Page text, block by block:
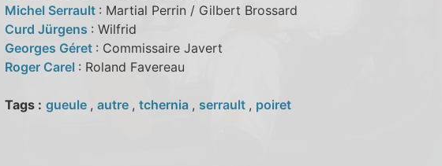
Michel Serrault : Martial Perrin / Gilbert Brossard
Curd Jürgens : Wilfrid
Georges Géret : Commissaire Javert
Roger Carel : Roland Favereau
Tags : gueule , autre , tchernia , serrault , poiret